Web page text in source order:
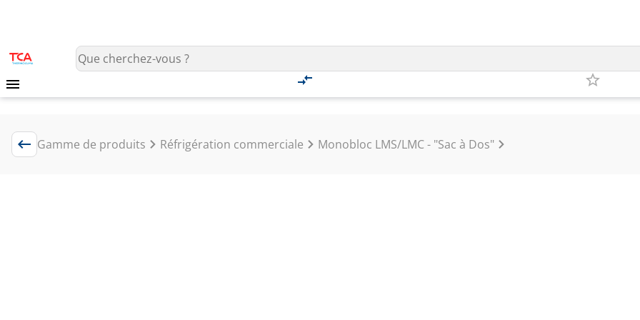
Gamme de produits Réfrigération commerciale Monobloc LMS/LMC - "Sac à Dos"